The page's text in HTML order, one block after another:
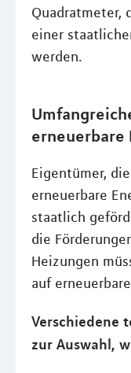
Quadratmeter,
einer
werden.
erneuerbare
Eigentümer,
erneuerbare
staatlich
die
Heizungen
auf
Verschiedene
zur Auswahl,